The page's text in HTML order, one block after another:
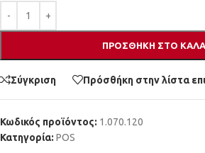
ΠΡΟΣΘΉΚΗ ΣΤΟ
Σύγκριση Πρόσθήκη στην λίστα
Κωδικός προϊόντος: 1.070.120
Κατηγορία: POS